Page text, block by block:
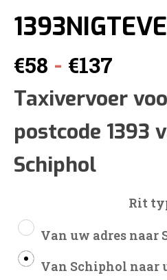
€58 - €137
€58
tot
Taxivervoer
postcode 1393
Schiphol
Rit
Van uw adres naar
Van Schiphol naar